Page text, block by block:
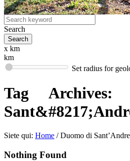
Search
x km
km
Set radius for
Tag Archives:
Siete qui: Home / Duomo di
Nothing Found